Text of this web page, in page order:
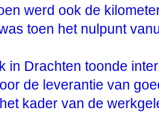
werd ook de
toen het nulpunt
in Drachten toonde
de leverantie van
kader van de